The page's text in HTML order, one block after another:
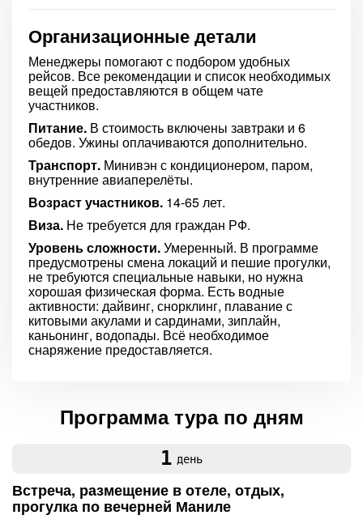
Организационные детали
Менеджеры помогают с подбором удобных
рейсов. Все рекомендации и список необходимых
вещей предоставляются в общем чате
участников.
Питание. В стоимость включены завтраки и 6
обедов. Ужины оплачиваются дополнительно.
Транспорт. Минивэн с кондиционером, паром,
внутренние авиаперелёты.
Возраст участников. 14-65 лет.
Виза. Не требуется для граждан РФ.
Уровень сложности.Умеренный. В программе
предусмотрены смена локаций и пешие прогулки,
не требуются специальные навыки, но нужна
хорошая физическая форма. Есть водные
активности: дайвинг, снорклинг, плавание с
китовыми акулами и сардинами, зиплайн,
каньонинг, водопады. Всё необходимое
снаряжение предоставляется.
Программа тура по дням
1 день
Встреча, размещение в отеле, отдых,
прогулка по вечерней Маниле